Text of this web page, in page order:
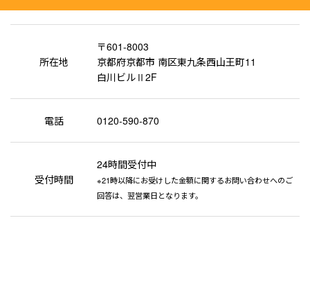
所在地
〒601-8003
京都府京都市 南区東九条西山王町11
白川ビルⅡ2F
電話 0120-590-870
受付時間
24時間受付中
※21時以降にお受けした金額に関するお問い合わせへのご
回答は、翌営業日となります。